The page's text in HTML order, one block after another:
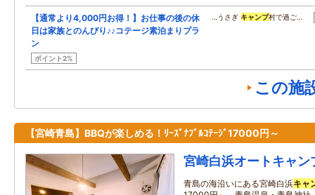
【通常より4,000円お得！】お仕事の後の休
日は家族とのんびり♪♪コテージ素泊まりプラ
ン
ポイント2%
…うさぎ キャンプ村で過ご…
この施
【宮崎青島】BBQが楽しめる！ﾘｰｽﾞﾅﾌﾞﾙｺﾃｰｼﾞ17000円～
宮崎白浜オートキャン
青島の海沿いにある宮崎白浜キャ